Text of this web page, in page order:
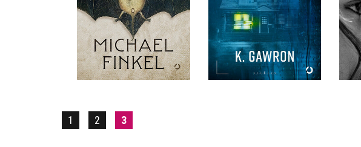
MICHAEL FINKEL
OPRAWA MIĘKKA
49,99 ZŁ
K. GAWRON
OPRAWA MIĘKKA
54,99 ZŁ
1 2 3